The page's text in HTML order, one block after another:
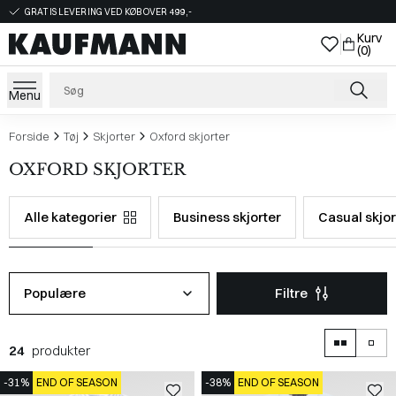
GRATIS LEVERING VED KØB OVER 499,-
Kurv
(0)
Menu
Forside Tøj Skjorter Oxford skjorter
OXFORD SKJORTER
Alle kategorier Business skjorter Casual
Populære Filtre
24 produkter
-31% END OF SEASON -38% END OF SEASON